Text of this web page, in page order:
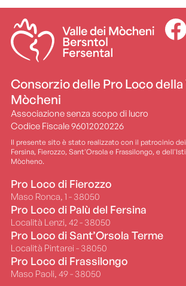
Consorzio delle Pro Loco della
Mòcheni
Associazione senza scopo di lucro
Codice Fiscale 96012020226
Il presente sito è stato realizzato con il patrocinio
Fersina, Fierozzo, Sant'Orsola e Frassilongo, e
Mòcheno.
Pro Loco di Fierozzo
Maso Ronca, 1 - 38050
Pro Loco di Palù del Fersina
Località Lenzi, 42 - 38050
Pro Loco di Sant’Orsola Terme
Località Pintarei - 38050
Pro Loco di Frassilongo
Maso Paoli, 49 - 38050